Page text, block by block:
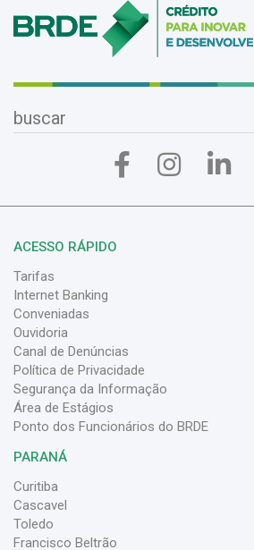
ACESSO RÁPIDO
Tarifas
Internet Banking
Conveniadas
Ouvidoria
Canal de Denúncias
Política de Privacidade
Segurança da Informação
Área de Estágios
Ponto dos Funcionários do BRDE
PARANÁ
Curitiba
Cascavel
Toledo
Francisco Beltrão